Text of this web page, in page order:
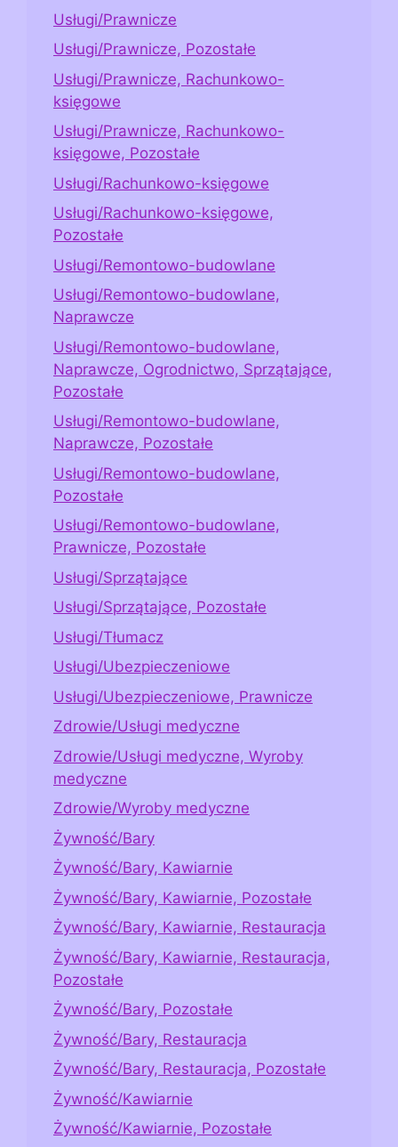
Usługi/Prawnicze
Usługi/Prawnicze, Pozostałe
Usługi/Prawnicze, Rachunkowo-
księgowe
Usługi/Prawnicze, Rachunkowo-
księgowe, Pozostałe
Usługi/Rachunkowo-księgowe
Usługi/Rachunkowo-księgowe,
Pozostałe
Usługi/Remontowo-budowlane
Usługi/Remontowo-budowlane,
Naprawcze
Usługi/Remontowo-budowlane,
Naprawcze, Ogrodnictwo, Sprzątające,
Pozostałe
Usługi/Remontowo-budowlane,
Naprawcze, Pozostałe
Usługi/Remontowo-budowlane,
Pozostałe
Usługi/Remontowo-budowlane,
Prawnicze, Pozostałe
Usługi/Sprzątające
Usługi/Sprzątające, Pozostałe
Usługi/Tłumacz
Usługi/Ubezpieczeniowe
Usługi/Ubezpieczeniowe, Prawnicze
Zdrowie/Usługi medyczne
Zdrowie/Usługi medyczne, Wyroby
medyczne
Zdrowie/Wyroby medyczne
Żywność/Bary
Żywność/Bary, Kawiarnie
Żywność/Bary, Kawiarnie, Pozostałe
Żywność/Bary, Kawiarnie, Restauracja
Żywność/Bary, Kawiarnie, Restauracja,
Pozostałe
Żywność/Bary, Pozostałe
Żywność/Bary, Restauracja
Żywność/Bary, Restauracja, Pozostałe
Żywność/Kawiarnie
Żywność/Kawiarnie, Pozostałe